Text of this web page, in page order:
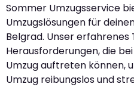
Sommer Umzugsservice
Umzugslösungen für
Belgrad. Unser erfahrenes
Herausforderungen, die
Umzug auftreten können,
Umzug reibungslos und